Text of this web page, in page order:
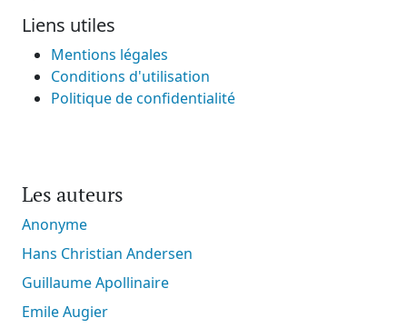
Liens utiles
Mentions légales
Conditions d'utilisation
Politique de confidentialité
Les auteurs
Anonyme
Hans Christian Andersen
Guillaume Apollinaire
Emile Augier